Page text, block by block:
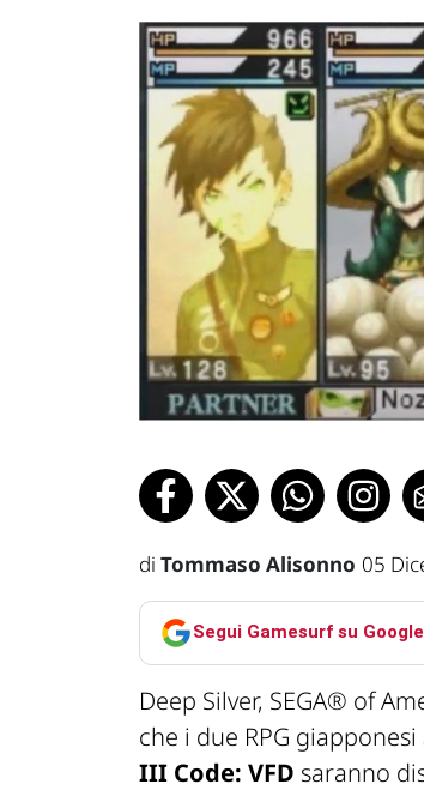
di Tommaso Alisonno 05
Segui Gamesurf su Google
Deep Silver, SEGA® of
che i due RPG giapponesi
III Code: VFD saranno